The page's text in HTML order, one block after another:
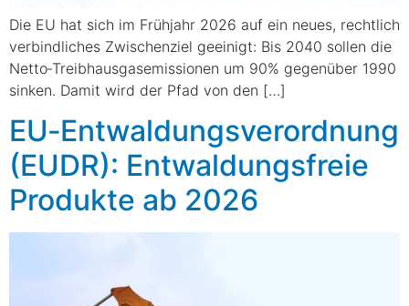
Die EU hat sich im Frühjahr 2026 auf ein neues, rechtlich
verbindliches Zwischenziel geeinigt: Bis 2040 sollen die
Netto‑Treibhausgasemissionen um 90% gegenüber 1990
sinken. Damit wird der Pfad von den […]
EU‑Entwaldungsverordnung
(EUDR): Entwaldungsfreie
Produkte ab 2026